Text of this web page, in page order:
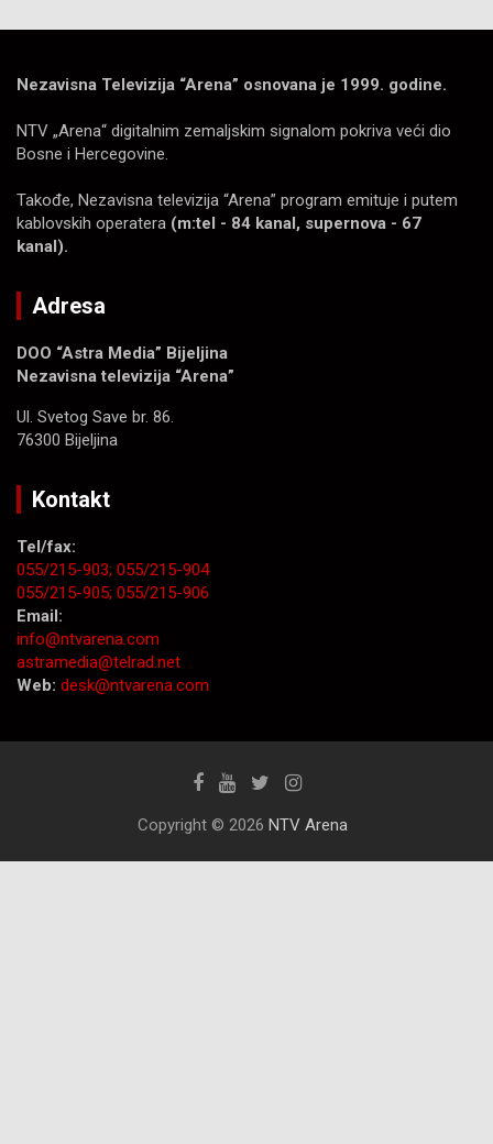
Nezavisna Televizija “Arena” osnovana je 1999. godine.
NTV „Arena“ digitalnim zemaljskim signalom pokriva veći dio
Bosne i Hercegovine.
Takođe, Nezavisna televizija “Arena” program emituje i putem
kablovskih operatera (m:tel - 84 kanal, supernova - 67
kanal).
Adresa
DOO “Astra Media” Bijeljina
Nezavisna televizija “Arena”
Ul. Svetog Save br. 86.
76300 Bijeljina
Kontakt
Tel/fax:
055/215-903; 055/215-904
055/215-905; 055/215-906
Email:
info@ntvarena.com
astramedia@telrad.net
Web: desk@ntvarena.com
Copyright © 2026 NTV Arena